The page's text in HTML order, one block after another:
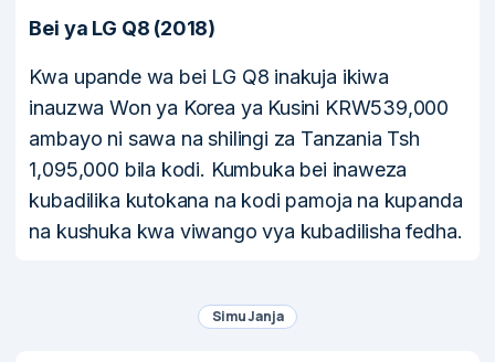
Bei ya LG Q8 (2018)
Kwa upande wa bei LG Q8 inakuja ikiwa
inauzwa Won ya Korea ya Kusini KRW539,000
ambayo ni sawa na shilingi za Tanzania Tsh
1,095,000 bila kodi. Kumbuka bei inaweza
kubadilika kutokana na kodi pamoja na kupanda
na kushuka kwa viwango vya kubadilisha fedha.
Simu Janja